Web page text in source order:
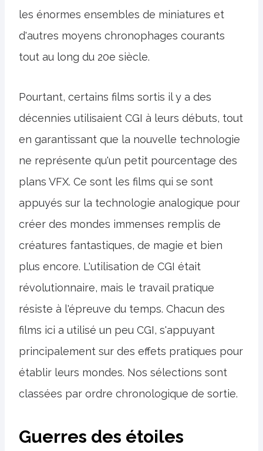
les énormes ensembles de miniatures et
d'autres moyens chronophages courants
tout au long du 20e siècle.
Pourtant, certains films sortis il y a des
décennies utilisaient CGI à leurs débuts, tout
en garantissant que la nouvelle technologie
ne représente qu'un petit pourcentage des
plans VFX. Ce sont les films qui se sont
appuyés sur la technologie analogique pour
créer des mondes immenses remplis de
créatures fantastiques, de magie et bien
plus encore. L'utilisation de CGI était
révolutionnaire, mais le travail pratique
résiste à l'épreuve du temps. Chacun des
films ici a utilisé un peu CGI, s'appuyant
principalement sur des effets pratiques pour
établir leurs mondes. Nos sélections sont
classées par ordre chronologique de sortie.
Guerres des étoiles